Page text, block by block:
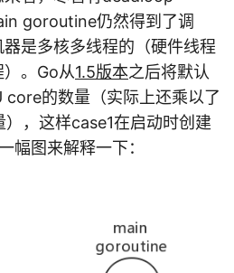
goroutine仍然得到了调
是多核多线程的（硬件线程
。Go从1.5版本之后将默认
core的数量（实际上还乘以了
，这样case1在启动时创建
幅图来解释一下：